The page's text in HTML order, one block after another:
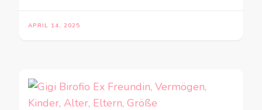
APRIL 14, 2025